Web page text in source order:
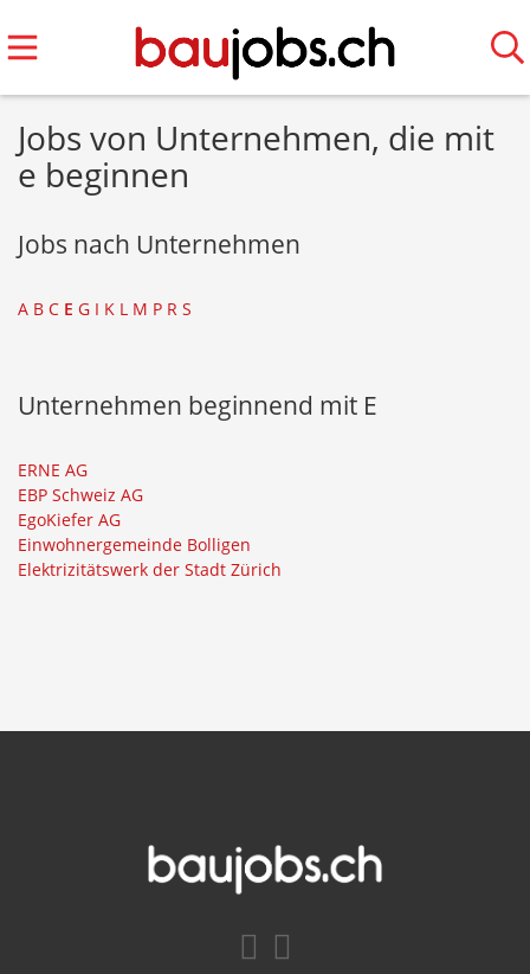
Jobs von Unternehmen, die mit
e beginnen
Jobs nach Unternehmen
A B C E G I K L M P R S
Unternehmen beginnend mit E
ERNE AG
EBP Schweiz AG
EgoKiefer AG
Einwohnergemeinde Bolligen
Elektrizitätswerk der Stadt Zürich